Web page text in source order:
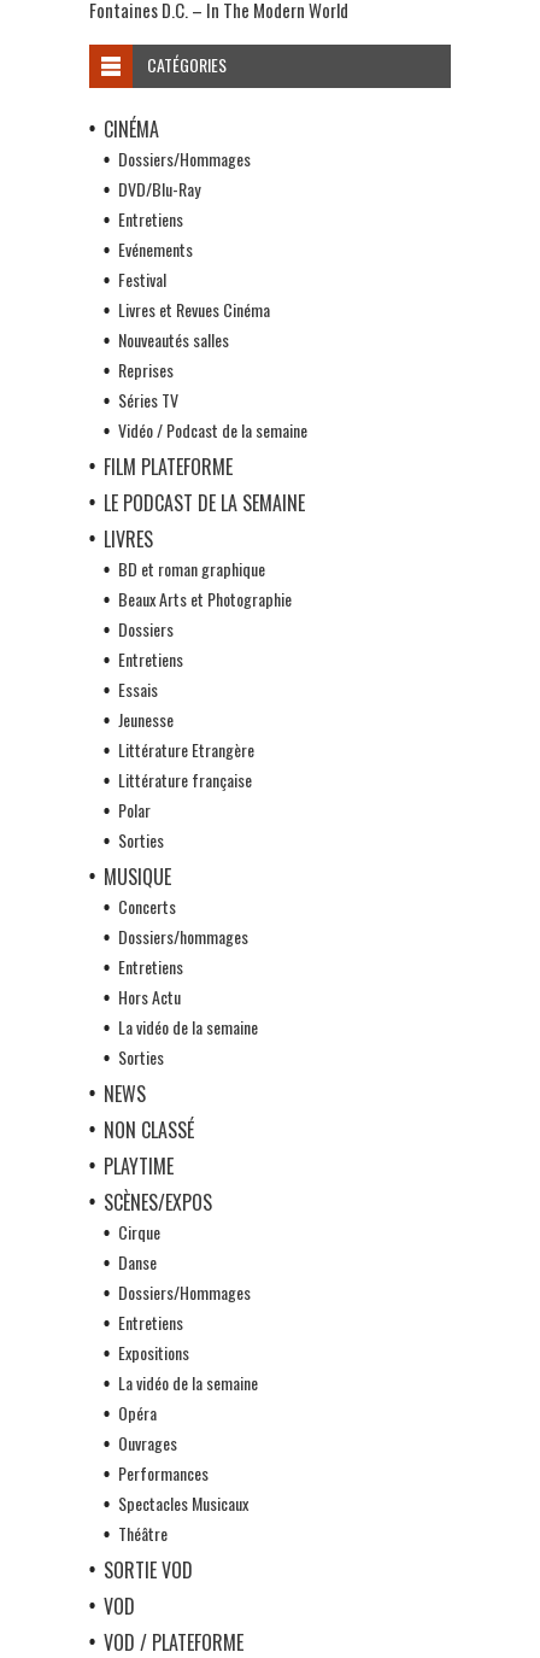
Fontaines D.C. – In The Modern World
CATÉGORIES
CINÉMA
Dossiers/Hommages
DVD/Blu-Ray
Entretiens
Evénements
Festival
Livres et Revues Cinéma
Nouveautés salles
Reprises
Séries TV
Vidéo / Podcast de la semaine
FILM PLATEFORME
LE PODCAST DE LA SEMAINE
LIVRES
BD et roman graphique
Beaux Arts et Photographie
Dossiers
Entretiens
Essais
Jeunesse
Littérature Etrangère
Littérature française
Polar
Sorties
MUSIQUE
Concerts
Dossiers/hommages
Entretiens
Hors Actu
La vidéo de la semaine
Sorties
NEWS
NON CLASSÉ
PLAYTIME
SCÈNES/EXPOS
Cirque
Danse
Dossiers/Hommages
Entretiens
Expositions
La vidéo de la semaine
Opéra
Ouvrages
Performances
Spectacles Musicaux
Théâtre
SORTIE VOD
VOD
VOD / PLATEFORME